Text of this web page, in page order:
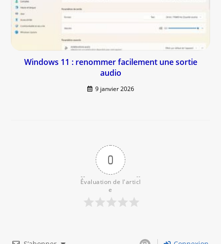
Windows 11 : renommer facilement une sortie
audio
9 janvier 2026
0
Évaluation de l'articl
e